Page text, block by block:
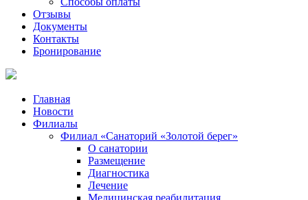
Отзывы
Документы
Контакты
Бронирование
Главная
Новости
Филиалы
Филиал «Санаторий «Золотой берег»
О санатории
Размещение
Диагностика
Лечение
Медицинская реабилитация